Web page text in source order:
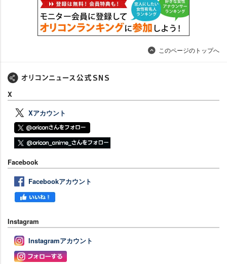
このページのトップへ
X
Xアカウント
Facebook
Facebookアカウント
Instagram
Instagramアカウント